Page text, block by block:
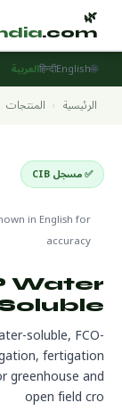
🌿
.com
🌐
English
हिन्दीالعربية
الرئيسية › المنتجات
✅ مسجل CIB
in English for
accuracy
Water
soluble, FCO-
fertigation
greenhouse and
open field cro